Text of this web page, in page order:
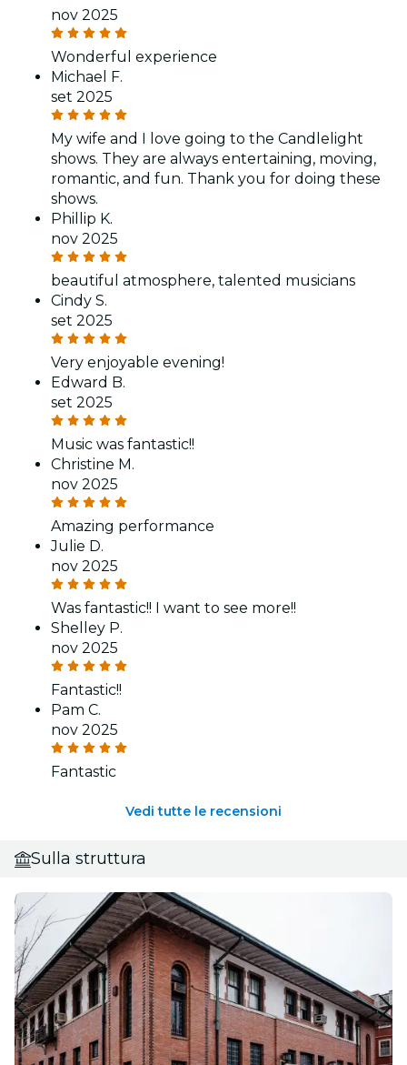
nov 2025
Wonderful experience
Michael F.
set 2025
My wife and I love going to the Candlelight
shows. They are always entertaining, moving,
romantic, and fun. Thank you for doing these
shows.
Phillip K.
nov 2025
beautiful atmosphere, talented musicians
Cindy S.
set 2025
Very enjoyable evening!
Edward B.
set 2025
Music was fantastic!!
Christine M.
nov 2025
Amazing performance
Julie D.
nov 2025
Was fantastic!! I want to see more!!
Shelley P.
nov 2025
Fantastic!!
Pam C.
nov 2025
Fantastic
Vedi tutte le recensioni
Sulla struttura